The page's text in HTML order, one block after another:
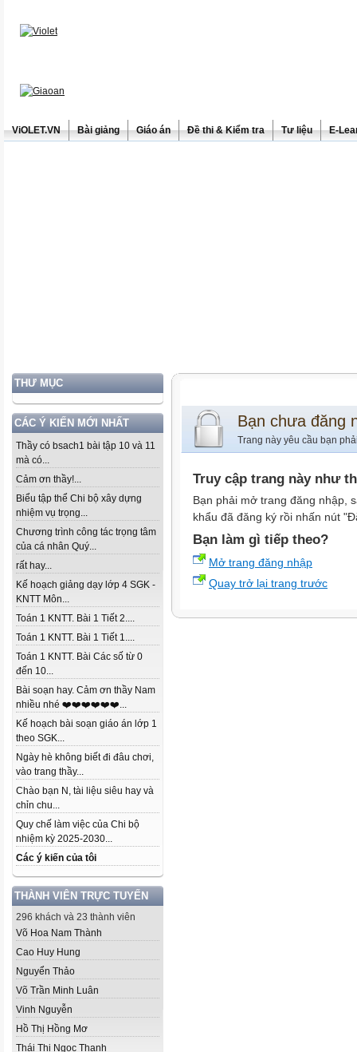
ViOLET.VN Bài giảng Giáo án Đề thi & Kiểm tra Tư liệu E-
THƯ MỤC
CÁC Ý KIẾN MỚI NHẤT
Thầy có bsach1 bài tập 10 và 11
mà có...
Cảm ơn thầy!...
Biểu tập thể Chi bộ xây dựng
nhiệm vụ trọng...
Chương trình công tác trọng tâm
của cá nhân Quý...
rất hay...
Kế hoạch giảng dạy lớp 4 SGK -
KNTT Môn...
Toán 1 KNTT. Bài 1 Tiết 2....
Toán 1 KNTT. Bài 1 Tiết 1....
Toán 1 KNTT. Bài Các số từ 0
đến 10...
Bài soạn hay. Cảm ơn thầy Nam
nhiều nhé ❤️❤️❤️❤️❤️❤️...
Kế hoạch bài soạn giáo án lớp 1
theo SGK...
Ngày hè không biết đi đâu chơi,
vào trang thầy...
Chào bạn N, tài liệu siêu hay và
chỉn chu...
Quy chế làm việc của Chi bộ
nhiệm kỳ 2025-2030...
Các ý kiến của tôi
THÀNH VIÊN TRỰC TUYẾN
296 khách và 23 thành viên
Võ Hoa Nam Thành
Cao Huy Hung
Nguyển Thảo
Võ Trần Minh Luân
Vinh Nguyễn
Hồ Thị Hồng Mơ
Thái Thị Ngọc Thanh
Bạn chưa đăng
Trang này yêu cầu bạn
Truy cập trang này như
Bạn phải mở trang đăng nhập,
khẩu đã đăng ký rồi nhấn nút
Bạn làm gì tiếp theo?
Mở trang đăng nhập
Quay trở lại trang trước